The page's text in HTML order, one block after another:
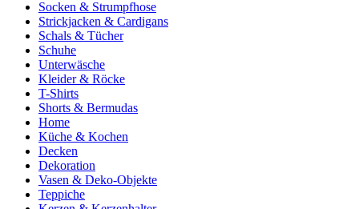
Socken & Strumpfhose
Strickjacken & Cardigans
Schals & Tücher
Schuhe
Unterwäsche
Kleider & Röcke
T-Shirts
Shorts & Bermudas
Home
Küche & Kochen
Decken
Dekoration
Vasen & Deko-Objekte
Teppiche